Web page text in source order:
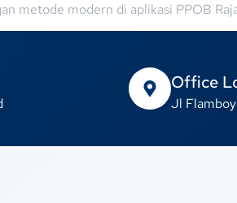
metode modern di aplikasi PPOB
Office
Jl